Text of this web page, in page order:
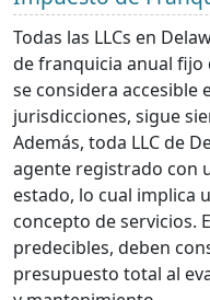
Todas las LLCs en
de franquicia anual fijo
se considera accesible
jurisdicciones, sigue
Además, toda LLC de
agente registrado con
estado, lo cual implica
concepto de servicios.
predecibles, deben
presupuesto total al